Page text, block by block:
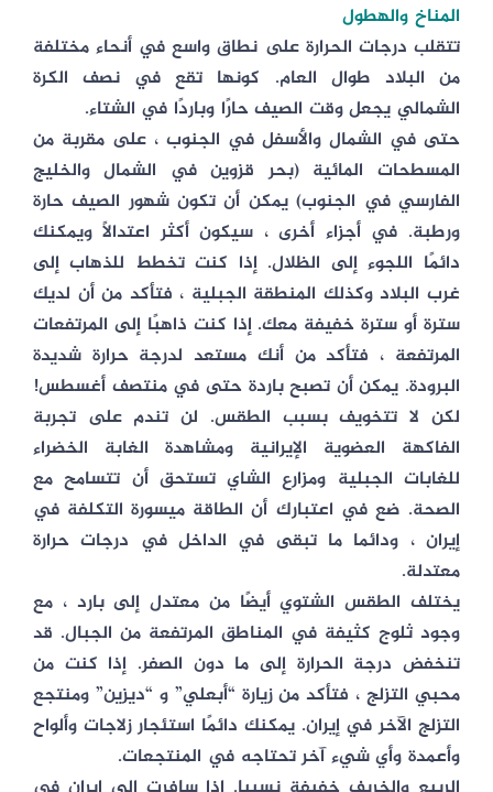
المناخ والهطول
تتقلب درجات الحرارة على نطاق واسع في أنحاء مختلفة
من البلاد طوال العام. كونها تقع في نصف الكرة
الشمالي يجعل وقت الصيف حارًا وباردًا في الشتاء.
حتى في الشمال والأسفل في الجنوب ، على مقربة من
المسطحات المائية (بحر قزوين في الشمال والخليج
الفارسي في الجنوب) يمكن أن تكون شهور الصيف حارة
ورطبة. في أجزاء أخرى ، سيكون أكثر اعتدالًا ويمكنك
دائمًا اللجوء إلى الظلال. إذا كنت تخطط للذهاب إلى
غرب البلاد وكذلك المنطقة الجبلية ، فتأكد من أن لديك
سترة أو سترة خفيفة معك. إذا كنت ذاهبًا إلى المرتفعات
المرتفعة ، فتأكد من أنك مستعد لدرجة حرارة شديدة
البرودة. يمكن أن تصبح باردة حتى في منتصف أغسطس!
لكن لا تتخويف بسبب الطقس. لن تندم على تجربة
الفاكهة العضوية الإيرانية ومشاهدة الغابة الخضراء
للغابات الجبلية ومزارع الشاي تستحق أن تتسامح مع
الصحة. ضع في اعتبارك أن الطاقة ميسورة التكلفة في
إيران ، ودائما ما تبقى في الداخل في درجات حرارة
معتدلة.
يختلف الطقس الشتوي أيضًا من معتدل إلى بارد ، مع
وجود ثلوج كثيفة في المناطق المرتفعة من الجبال. قد
تنخفض درجة الحرارة إلى ما دون الصفر. إذا كنت من
محبي التزلج ، فتأكد من زيارة “أبعلي” و “ديزين” ومنتجع
التزلج الآخر في إيران. يمكنك دائمًا استئجار زلاجات وألواح
وأعمدة وأي شيء آخر تحتاجه في المنتجعات.